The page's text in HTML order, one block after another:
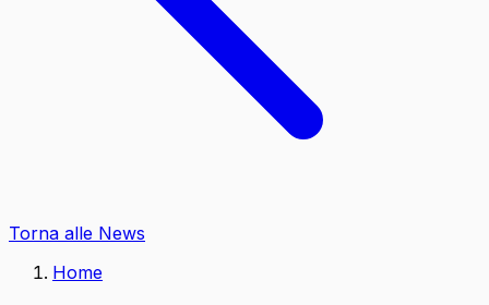
Torna alle News
Home